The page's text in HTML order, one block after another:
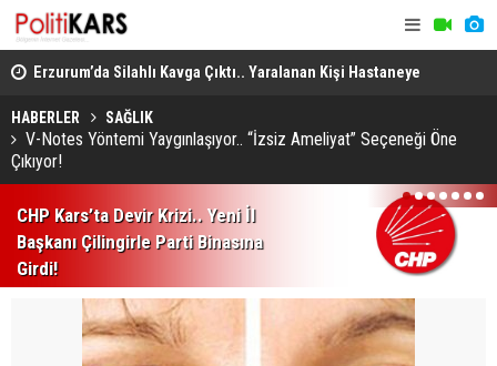
1 Erzurum’da Silahlı Kavga Çıktı.. Yaralanan Kişi Hastaneye
Kaldırıldı, Şüpheli Kaçtı!
HABERLER SAĞLIK
V-Notes Yöntemi Yaygınlaşıyor.. “İzsiz Ameliyat” Seçeneği Öne
Çıkıyor!
CHP Kars’ta Devir Krizi.. Yeni İl
Başkanı Çilingirle Parti Binasına
Girdi!
1 2 3 4 5 6 7